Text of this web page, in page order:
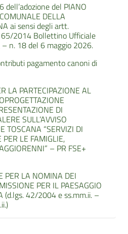
del PIANO
DELLA
ai sensi degli artt.
65/2014 Bollettino Ufficiale
– n. 18 del 6 maggio 2026.
pagamento canoni di
LA PARTECIPAZIONE AL
DI
SULL’AVVISO
TOSCANA “SERVIZI DI
LE FAMIGLIE,
– PR FSE+
PER LA NOMINA DEI
PER IL PAESAGGIO
(d.lgs. 42/2004 e ss.mm.ii. –